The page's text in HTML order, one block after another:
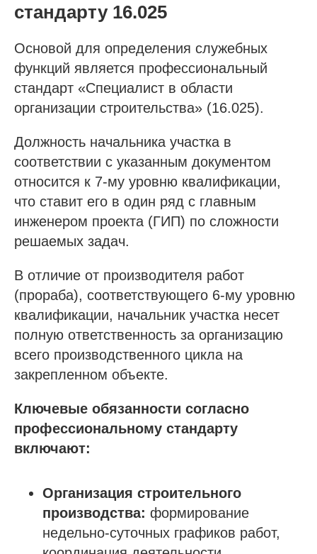
стандарту 16.025
Основой для определения служебных
функций является профессиональный
стандарт «Специалист в области
организации строительства» (16.025).
Должность начальника участка в
соответствии с указанным документом
относится к 7-му уровню квалификации,
что ставит его в один ряд с главным
инженером проекта (ГИП) по сложности
решаемых задач.
В отличие от производителя работ
(прораба), соответствующего 6-му уровню
квалификации, начальник участка несет
полную ответственность за организацию
всего производственного цикла на
закрепленном объекте.
Ключевые обязанности согласно
профессиональному стандарту
включают:
Организация строительного
производства: формирование
недельно-суточных графиков работ,